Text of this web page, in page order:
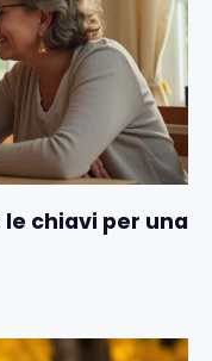
chiavi per una